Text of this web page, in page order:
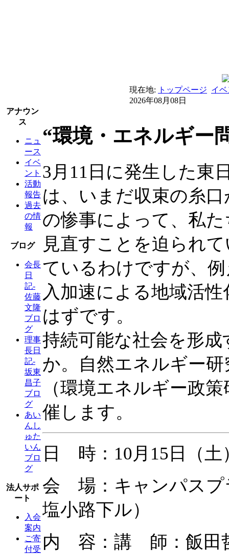
現在地: トップページ イ
2026年08月08日
アナウン
ス
ニュ
ース
イベ
ント
活動
報告
過去
の情
報
ブログ
会長
日
記-
佐藤
文隆
ブロ
グ
理事
長日
記-
坂東
昌子
ブロ
グ
あい
んし
ゅた
いん
ブロ
グ
法人サポ
ート
入会
案内
ご寄
付受
“環境・エネルギー
3月11日に発生した東
は、いまだ収束の糸
の惨事によって、私
見直すことを迫られ
ているわけですが、
入加速による地域活
はずです。
持続可能な社会を形
か。自然エネルギー
（環境エネルギー政
催します。
日 時：10月15日（
会 場：キャンパスプ
塩小路下ル）
内 容：講 師：飯田